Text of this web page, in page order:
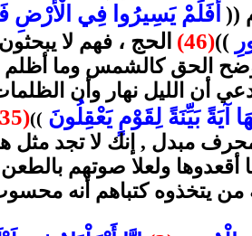
(( أَفَلَمْ يَسِيرُوا فِي الْأَرْضِ
))
(46) الحج ، فهم لا
الحق كالشمس وما أظلم
أن الليل نهار وأن
آيَةً بَيِّنَةً لِقَوْمٍ يَعْقِلُونَ ))
(35)
مبدل , إنك لا تجد مثل
أقعدوها ولعلا صوتهم
من يتخذوه كتباهم أنه